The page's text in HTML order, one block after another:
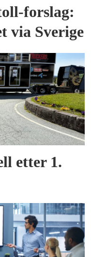
forslag:
via Sverige
etter 1.